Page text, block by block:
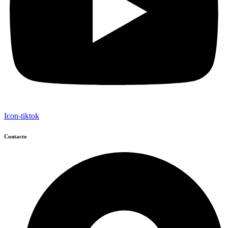
Icon-tiktok
Contacto